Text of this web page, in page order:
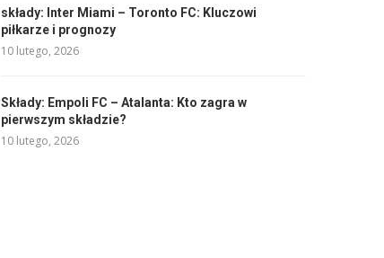
składy: Inter Miami – Toronto FC: Kluczowi
piłkarze i prognozy
10 lutego, 2026
Składy: Empoli FC – Atalanta: Kto zagra w
pierwszym składzie?
10 lutego, 2026